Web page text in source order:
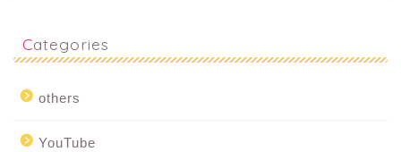
Categories
others
YouTube